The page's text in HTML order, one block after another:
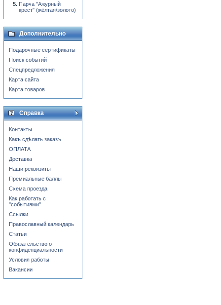
Парча "Ажурный
крест" (жёлтая/золото)
Дополнительно
Подарочные сертификаты
Поиск событий
Спецпредложения
Карта сайта
Карта товаров
Справка
Контакты
Какъ сдѣлать заказъ
ОПЛАТА
Доставка
Наши реквизиты
Премиальные баллы
Схема проезда
Как работать с
"событиями"
Ссылки
Православный календарь
Статьи
Обязательство о
конфиденциальности
Условия работы
Вакансии